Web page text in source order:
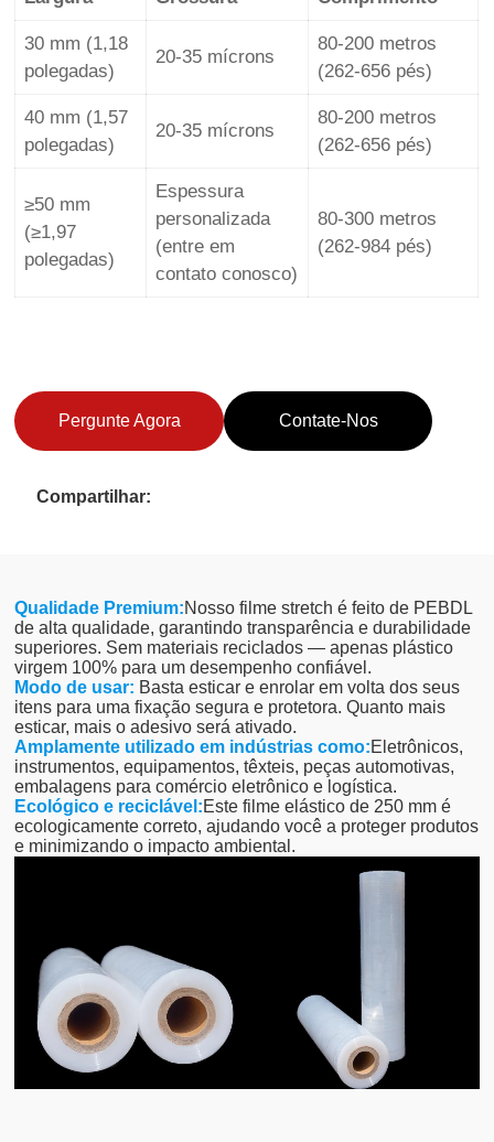
30 mm (1,18
polegadas)
20-35 mícrons
80-200 metros
(262-656 pés)
40 mm (1,57
polegadas)
20-35 mícrons
80-200 metros
(262-656 pés)
≥50 mm
(≥1,97
polegadas)
Espessura
personalizada
(entre em
contato conosco)
80-300 metros
(262-984 pés)
Pergunte Agora Contate-Nos
Compartilhar:
Qualidade Premium:Nosso filme stretch é feito de PEBDL
de alta qualidade, garantindo transparência e durabilidade
superiores. Sem materiais reciclados — apenas plástico
virgem 100% para um desempenho confiável.
Modo de usar: Basta esticar e enrolar em volta dos seus
itens para uma fixação segura e protetora. Quanto mais
esticar, mais o adesivo será ativado.
Amplamente utilizado em indústrias como:Eletrônicos,
instrumentos, equipamentos, têxteis, peças automotivas,
embalagens para comércio eletrônico e logística.
Ecológico e reciclável:Este filme elástico de 250 mm é
ecologicamente correto, ajudando você a proteger produtos
e minimizando o impacto ambiental.